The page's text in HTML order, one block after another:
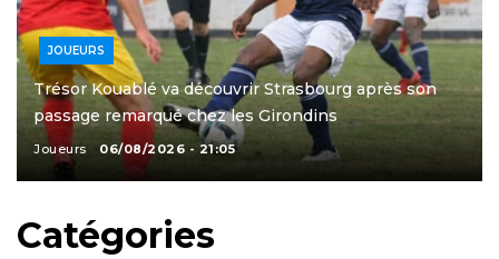
JOUEURS
Trésor Kouablé va découvrir Strasbourg après son
passage remarqué chez les Girondins
Joueurs 06/08/2026 - 21:05
Catégories